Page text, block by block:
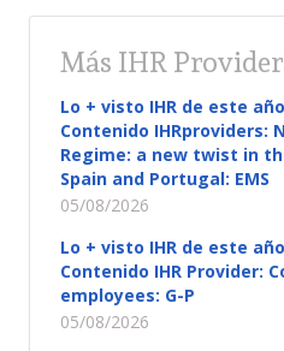
Más IHR
Lo + visto IHR de este
Contenido IHRproviders:
Regime: a new twist in
Spain and Portugal: EMS
05/08/2026
Lo + visto IHR de este
Contenido IHR Provider:
employees: G-P
05/08/2026